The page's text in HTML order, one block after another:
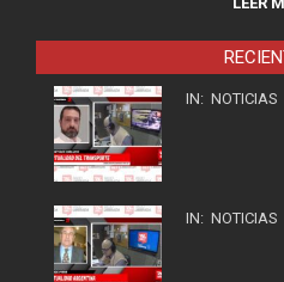
IN: NOTICIAS
IN: NOTICIAS